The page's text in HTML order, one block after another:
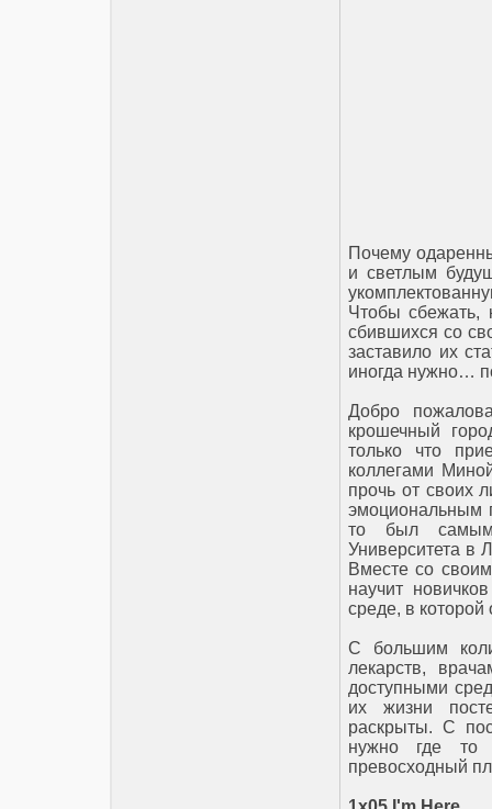
Почему
и светлым
Чтобы сбежать,
сбившихся со
заставило их
иногда нужно…
Добро
крошечный
только что
коллегами
прочь от своих
эмоциональным
то был самым
Университета в
Вместе со
научит
среде, в которой
С большим
лекарств,
доступными
их жизни
раскрыты. С
нужно где то
превосходный